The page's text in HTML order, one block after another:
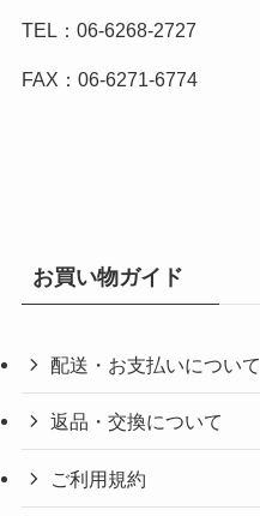
TEL：06-6268-2727
FAX：06-6271-6774
お買い物ガイド
配送・お支払いについて
返品・交換について
ご利用規約